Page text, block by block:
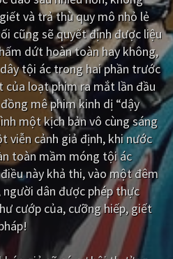
Gia đình
Lịch sử
Tiểu sử
DramaTV
Trung Quốc - Hồng Kông
Nhật Bản
và trả thù quy mô nhỏ lẻ
cũng sẽ quyết định được liệu
dứt hoàn toàn hay không,
tội ác trong hai phần trước
của loạt phim ra mắt lần đầu
mê phim kinh dị “dậy
một kịch bản vô cùng sáng
viễn cảnh giả định, khi nước
toàn mầm móng tội ác
này khả thi, vào một đêm
dân được phép thực
cướp của, cưỡng hiếp, giết